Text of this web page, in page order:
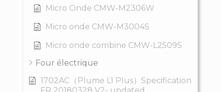
Micro Onde CMW-M2306W
Micro onde CMW-M3004S
Micro onde combine CMW-L2509S
Four électrique
1702AC（Plume L1 Plus）Specification
FR 20180328 V2- updated